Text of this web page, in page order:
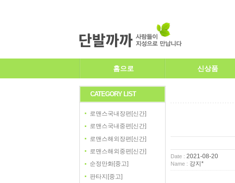
홈으로 신상품
CATEGORY LIST
로맨스국내장편[신간]
로맨스국내중편[신간]
로맨스해외장편[신간]
로맨스해외중편[신간]
순정만화[중고]
판타지[중고]
Date : 2021-08-20
Name : 강지*